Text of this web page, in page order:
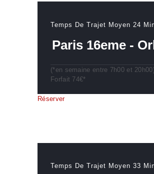
Temps De Trajet Moyen 24
Paris 16eme -
(*en semaine entre 7h00 et
Forfait 74€*
Réserver
Temps De Trajet Moyen 33